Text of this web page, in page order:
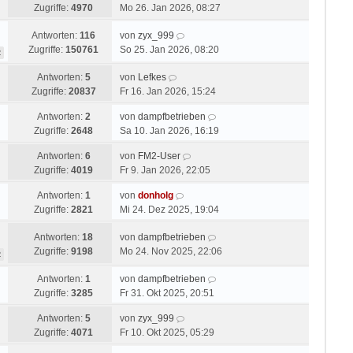
Zugriffe:4970
Mo 26. Jan 2026, 08:27
Antworten:116
Zugriffe:150761
von zyx_999
So 25. Jan 2026, 08:20
Antworten: 5
Zugriffe: 20837
von Lefkes
Fr 16. Jan 2026, 15:24
Antworten: 2
Zugriffe:2648
von dampfbetrieben
Sa 10. Jan 2026, 16:19
Antworten: 6
Zugriffe:4019
von FM2-User
Fr 9. Jan 2026, 22:05
Antworten: 1
Zugriffe:2821
von donholg
Mi 24. Dez 2025, 19:04
Antworten:18
Zugriffe:9198
von dampfbetrieben
Mo 24. Nov 2025, 22:06
Antworten: 1
Zugriffe:3285
von dampfbetrieben
Fr 31. Okt 2025, 20:51
Antworten: 5
Zugriffe:4071
von zyx_999
Fr 10. Okt 2025, 05:29